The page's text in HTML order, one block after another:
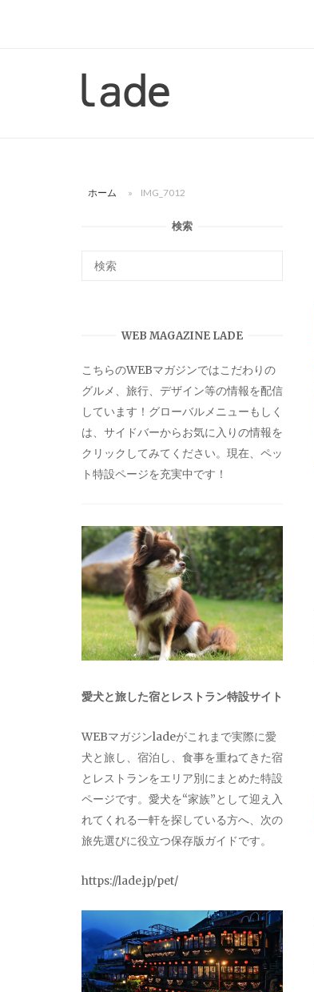
ー
ホーム » IMG_7012
検索
WEB MAGAZINE LADE
こちらのWEBマガジンではこだわりの
グルメ、旅行、デザイン等の情報を配信
しています！グローバルメニューもしく
は、サイドバーからお気に入りの情報を
クリックしてみてください。現在、ペッ
ト特設ページを充実中です！
愛犬と旅した宿とレストラン特設サイト
WEBマガジンladeがこれまで実際に愛
犬と旅し、宿泊し、食事を重ねてきた宿
とレストランをエリア別にまとめた特設
ページです。愛犬を“家族”として迎え入
れてくれる一軒を探している方へ、次の
旅先選びに役立つ保存版ガイドです。
https://lade.jp/pet/